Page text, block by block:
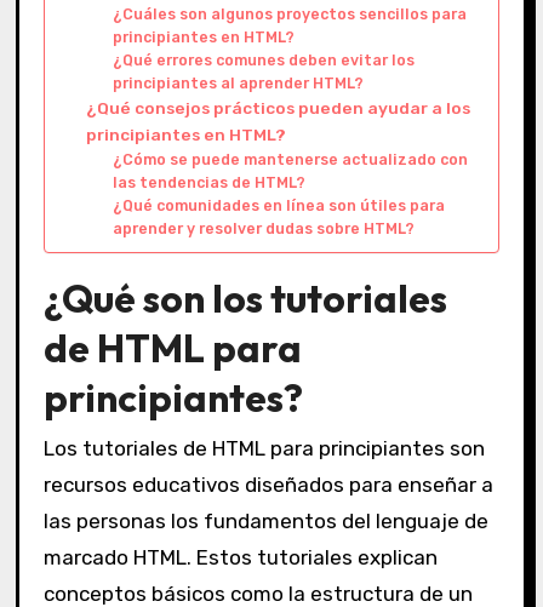
¿Cuáles son algunos proyectos sencillos para
principiantes en HTML?
¿Qué errores comunes deben evitar los
principiantes al aprender HTML?
¿Qué consejos prácticos pueden ayudar a los
principiantes en HTML?
¿Cómo se puede mantenerse actualizado con
las tendencias de HTML?
¿Qué comunidades en línea son útiles para
aprender y resolver dudas sobre HTML?
¿Qué son los tutoriales
de HTML para
principiantes?
Los tutoriales de HTML para principiantes son
recursos educativos diseñados para enseñar a
las personas los fundamentos del lenguaje de
marcado HTML. Estos tutoriales explican
conceptos básicos como la estructura de un